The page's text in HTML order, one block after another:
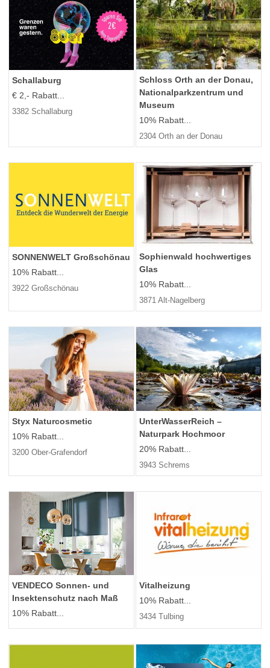
Schallaburg
€ 2,- Rabatt...
3382 Schallaburg
Schloss Orth an der Donau,
Nationalparkzentrum und
Museum
10% Rabatt...
2304 Orth an der Donau
SONNENWELT Großschönau
10% Rabatt...
3922 Großschönau
Sophienwald hochwertiges
Glas
10% Rabatt...
3871 Alt-Nagelberg
Styx Naturcosmetic
10% Rabatt...
3200 Ober-Grafendorf
UnterWasserReich –
Naturpark Hochmoor
20% Rabatt...
3943 Schrems
VENDECO Sonnen- und
Insektenschutz nach Maß
10% Rabatt...
Vitalheizung
10% Rabatt...
3434 Tulbing